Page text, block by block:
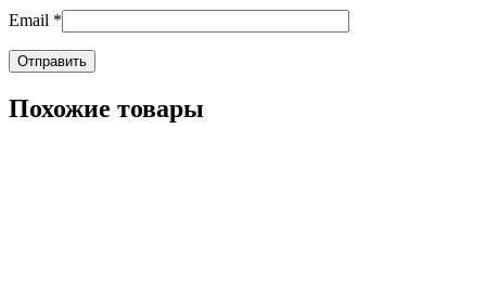
Email *
Похожие товары